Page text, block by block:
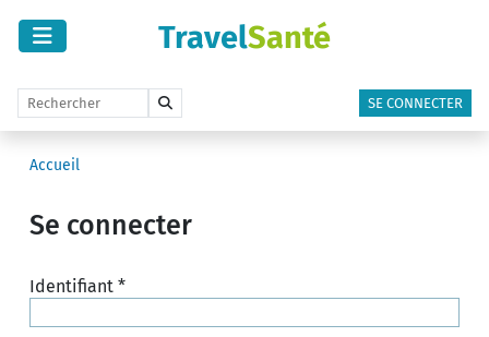
TravelSanté
SE CONNECTER
Accueil
Se connecter
Identifiant *